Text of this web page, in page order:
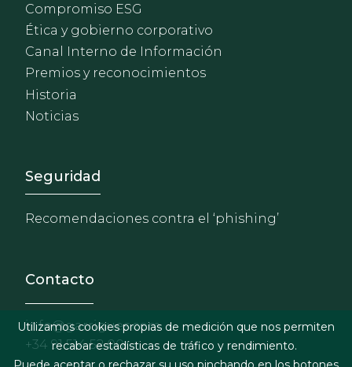
Compromiso ESG
Ética y gobierno corporativo
Canal Interno de Información
Premios y reconocimientos
Historia
Noticias
Footer - Extranet y
Seguridad
Recomendaciones contra el ‘phishing’
Contacto
info@garrigues.com
+34 91 514 52 00
Utilizamos cookies propias de medición que nos permiten
recabar estadísticas de tráfico y rendimiento.